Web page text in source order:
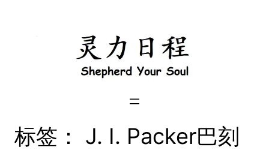
标签： J. I. Packer巴刻